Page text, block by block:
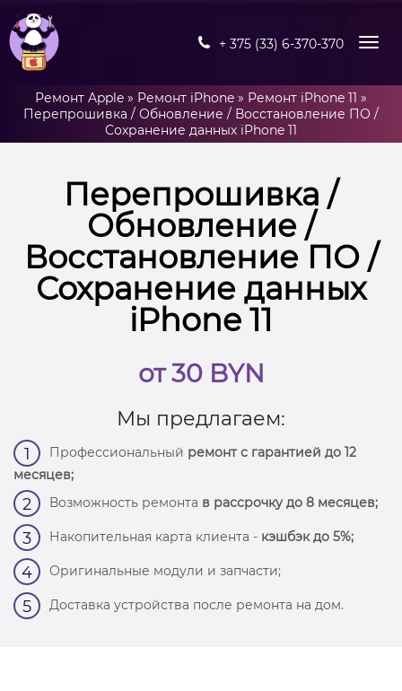
+ 375 (33) 6-370-370
Ремонт Apple » Ремонт iPhone » Ремонт iPhone 11 »
Перепрошивка / Обновление / Восстановление ПО /
Сохранение данных iPhone 11
Перепрошивка /
Обновление /
Восстановление ПО /
Сохранение данных
iPhone 11
от 30 BYN
Мы предлагаем:
1 Профессиональный ремонт с гарантией до 12
месяцев;
2 Возможность ремонта в рассрочку до 8 месяцев;
3 Накопительная карта клиента - кэшбэк до 5%;
4 Оригинальные модули и запчасти;
5 Доставка устройства после ремонта на дом.